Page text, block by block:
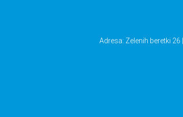
Adresa: Zelenih beretki